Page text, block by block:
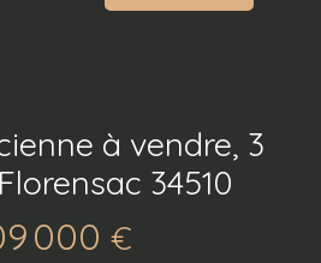
à vendre, 3
34510
000 €